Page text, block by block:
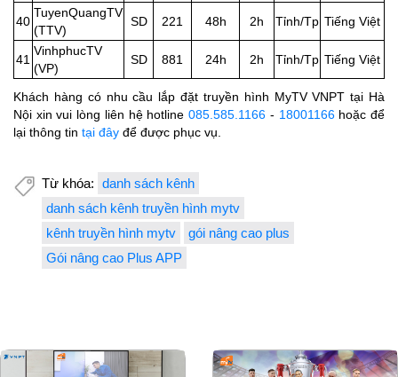
40
TuyenQuangTV
(TTV)
SD 221 48h 2h Tỉnh/Tp Tiếng Việt
41
VinhphucTV
(VP)
SD 881 24h 2h Tỉnh/Tp Tiếng Việt
Khách hàng có nhu cầu lắp đặt truyền hình MyTV VNPT tại Hà
Nội xin vui lòng liên hệ hotline 085.585.1166 - 18001166 hoặc để
lại thông tin tại đây để được phục vụ.
Từ khóa: danh sách kênh
danh sách kênh truyền hình mytv
kênh truyền hình mytv
gói nâng cao plus
Gói nâng cao Plus APP